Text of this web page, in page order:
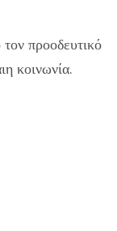
προοδευτικό
κοινωνία.